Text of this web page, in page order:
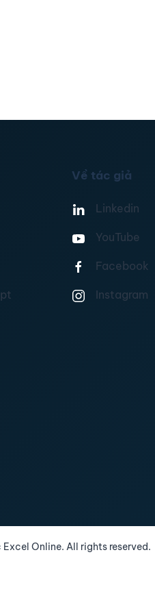
Về tác giả
Linkedin
YouTube
Facebook
Instagram
Excel Online. All rights reserved.